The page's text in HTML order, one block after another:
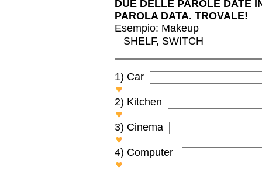
DUE DELLE PAROLE DATE
PAROLA DATA. TROVALE!
Esempio: Makeup
SHELF, SWITCH
1) Car
2) Kitchen
3) Cinema
4) Computer